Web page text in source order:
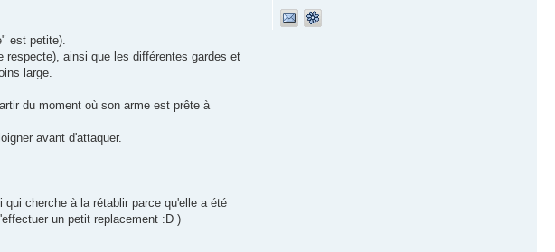
est petite).
ainsi que les différentes gardes et
large.
du moment où son arme est prête à
avant d'attaquer.
qui cherche à la rétablir parce qu'elle a été
un petit replacement :D )